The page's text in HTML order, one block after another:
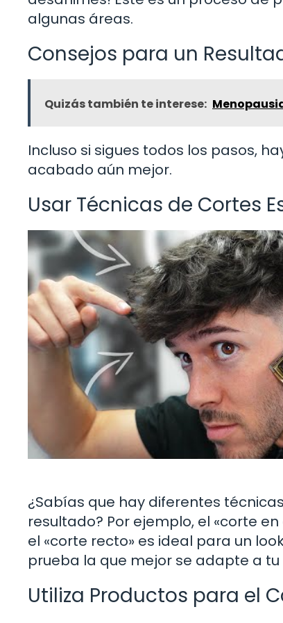
algunas áreas.
Consejos para un
Quizás también te interese:
Incluso si sigues todos los pasos,
acabado aún mejor.
Usar Técnicas de Cortes
¿Sabías que hay diferentes
resultado? Por ejemplo, el «corte
el «corte recto» es ideal para un
prueba la que mejor se adapte a tu
Utiliza Productos para el